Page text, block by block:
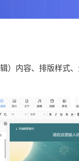
）内容、排版样式